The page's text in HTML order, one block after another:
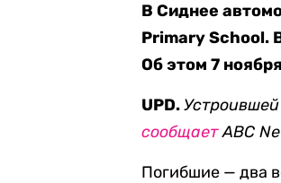
В Сиднее
Primary School.
Об этом 7
UPD.
сообщаетABC
Погибшие — два